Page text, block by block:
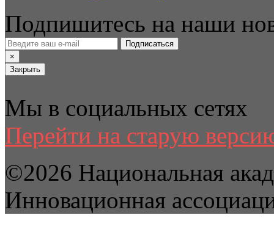
Подпишитесь на наши
Подписаться
×
Закрыть
Мы в социальных сетях
Перейти на старую
©2026 Национальная
Инновационная